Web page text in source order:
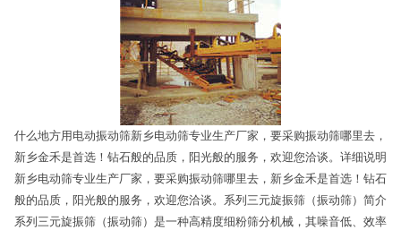
什么地方用电动振动筛新乡电动筛专业生产厂家，要采购振动筛哪里去，
新乡金禾是首选！钻石般的品质，阳光般的服务，欢迎您洽谈。详细说明
新乡电动筛专业生产厂家，要采购振动筛哪里去，新乡金禾是首选！钻石
般的品质，阳光般的服务，欢迎您洽谈。系列三元旋振筛（振动筛）简介
系列三元旋振筛（振动筛）是一种高精度细粉筛分机械，其噪音低、效率